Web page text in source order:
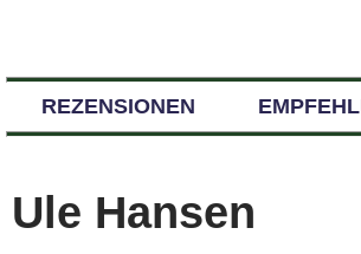
REZENSIONEN
Ule Hansen